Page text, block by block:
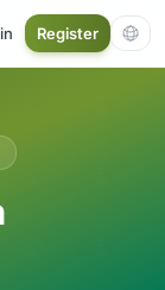
Register